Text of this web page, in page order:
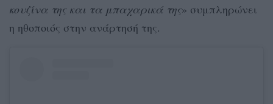
κουζίνα της και τα μπαχαρικά της» συμπληρώνει
η ηθοποιός στην ανάρτησή της.